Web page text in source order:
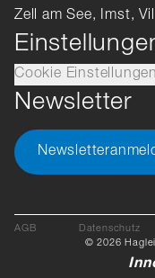
Zell am See, Imst,
Cookie Einstellungen
Newsletter
AGB Datenschutz
© 2026